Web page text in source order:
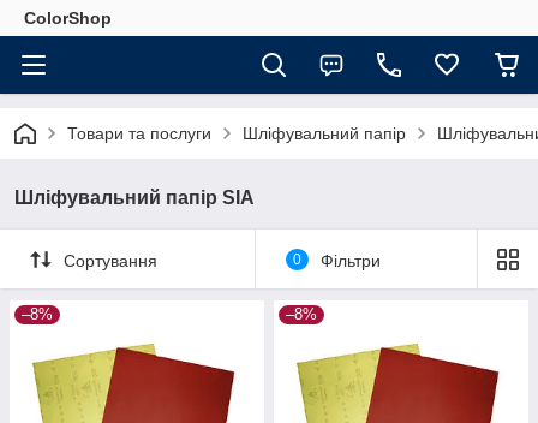
ColorShop
Товари та послуги Шліфувальний папір
Шліфувальний папір SIA
Сортування 0 Фільтри
–8% –8%